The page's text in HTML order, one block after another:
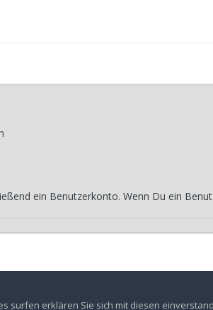
ein Benutzerkonto. Wenn Du ein
Auslandstreffen Dolomiten-Rundfahrt Sept
surfen erklären Sie sich mit diesen